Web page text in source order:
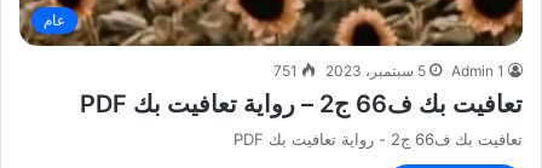
عام
Admin 1 5 سبتمبر، 2023 751
تعافيت بك ف66 ج2 – رواية تعافيت بك PDF
تعافيت بك ف66 ج2 - رواية تعافيت بك PDF